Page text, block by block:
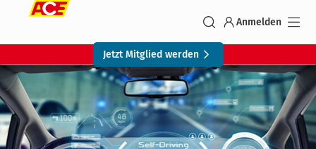
Anmelden
Jetzt Mitglied werden